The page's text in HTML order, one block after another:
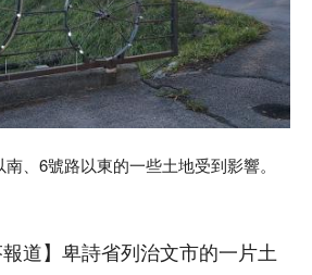
、6號路以東的一些土地受到影響。
報道】卑詩省列治文市的一片土